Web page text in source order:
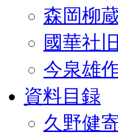
森岡柳
國華社
今泉雄
資料目録
久野健